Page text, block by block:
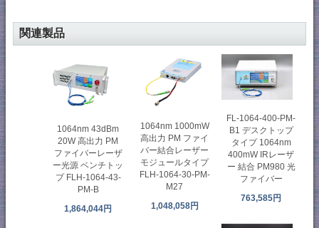
関連製品
1064nm 43dBm
20W 高出力 PM
ファイバーレーザ
ー光源 ベンチトッ
プ FLH-1064-43-
PM-B
1,864,044円
1064nm 1000mW
高出力 PM ファイ
バー結合レーザー
モジュールタイプ
FLH-1064-30-PM-
M27
1,048,058円
FL-1064-400-PM-
B1 デスクトップ
タイプ 1064nm
400mW IRレーザ
ー 結合 PM980 光
ファイバー
763,585円